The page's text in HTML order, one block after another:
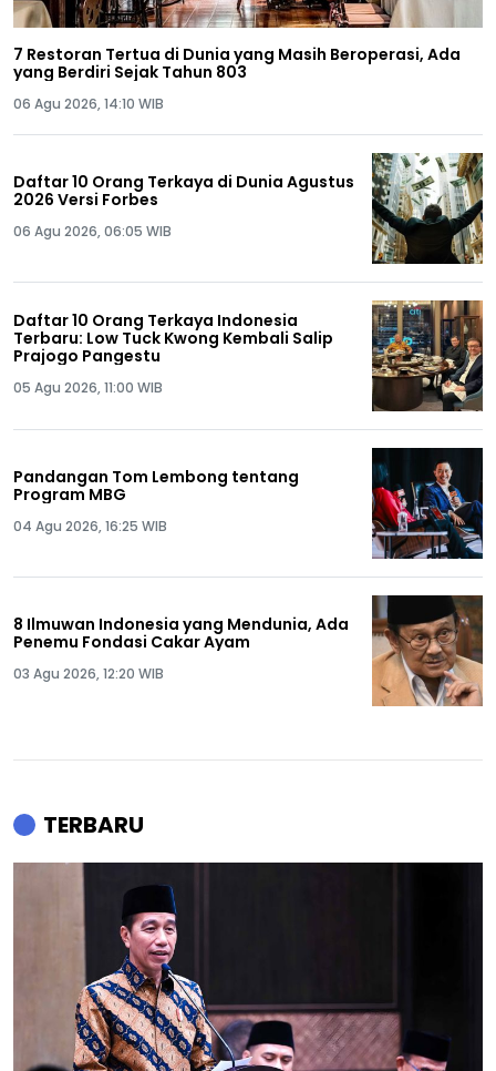
7 Restoran Tertua di Dunia yang Masih Beroperasi, Ada
yang Berdiri Sejak Tahun 803
06 Agu 2026, 14:10 WIB
Daftar 10 Orang Terkaya di Dunia Agustus
2026 Versi Forbes
06 Agu 2026, 06:05 WIB
Daftar 10 Orang Terkaya Indonesia
Terbaru: Low Tuck Kwong Kembali Salip
Prajogo Pangestu
05 Agu 2026, 11:00 WIB
Pandangan Tom Lembong tentang
Program MBG
04 Agu 2026, 16:25 WIB
8 Ilmuwan Indonesia yang Mendunia, Ada
Penemu Fondasi Cakar Ayam
03 Agu 2026, 12:20 WIB
TERBARU